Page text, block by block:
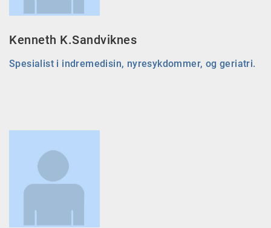
Kenneth K.Sandviknes
Spesialist i indremedisin, nyresykdommer, og geriatri.